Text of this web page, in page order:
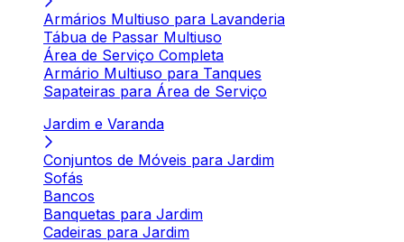
Armários Multiuso para Lavanderia
Tábua de Passar Multiuso
Área de Serviço Completa
Armário Multiuso para Tanques
Sapateiras para Área de Serviço
Jardim e Varanda
Conjuntos de Móveis para Jardim
Sofás
Bancos
Banquetas para Jardim
Cadeiras para Jardim